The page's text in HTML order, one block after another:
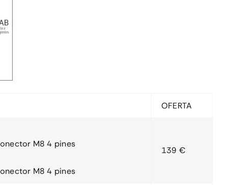
OFERTA
M8 4 pines
M8 4 pines
139 €